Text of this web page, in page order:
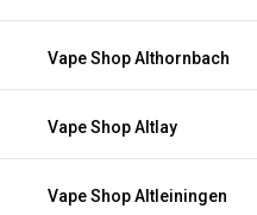
Vape Shop Althornbach
Vape Shop Altlay
Vape Shop Altleiningen